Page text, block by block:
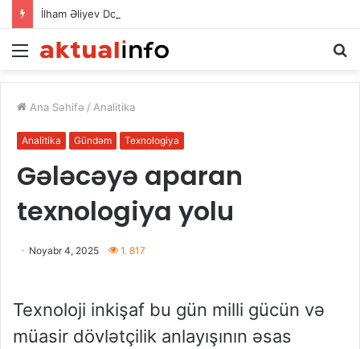
İlham Əliyev Donald Trampla danışdı
Menu
Ana Səhifə / Analitika
Analitika Gündəm Texnologiya
Gələcəyə aparan
texnologiya yolu
Noyabr 4, 2025 1. 817
Texnoloji inkişaf bu gün milli gücün və
müasir dövlətçilik anlayışının əsas